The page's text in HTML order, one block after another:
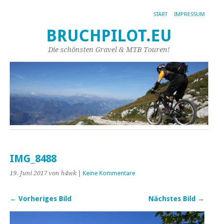
START IMPRESSUM
BRUCHPILOT.EU
Die schönsten Gravel & MTB Touren!
IMG_8488
19. Juni 2017 von h4wk| Keine Kommentare
← Vorheriges Bild Nächstes Bild →